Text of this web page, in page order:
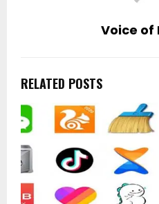
Voice of
RELATED POSTS